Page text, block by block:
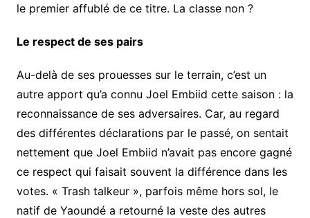
le premier affublé de ce titre. La classe non ?
Le respect de ses pairs
Au-delà de ses prouesses sur le terrain, c’est un
autre apport qu’a connu Joel Embiid cette saison : la
reconnaissance de ses adversaires. Car, au regard
des différentes déclarations par le passé, on sentait
nettement que Joel Embiid n’avait pas encore gagné
ce respect qui faisait souvent la différence dans les
votes. « Trash talkeur », parfois même hors sol, le
natif de Yaoundé a retourné la veste des autres